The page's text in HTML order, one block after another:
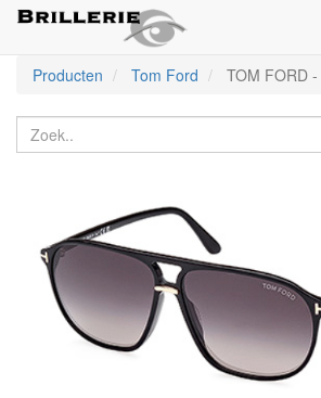
Producten
Tom Ford TOM FORD -